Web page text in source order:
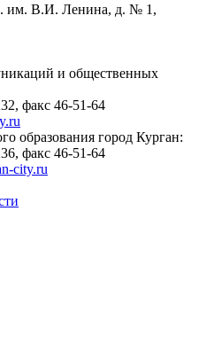
им. В.И. Ленина, д. № 1,
и общественных
факс 46-51-64
образования город Курган:
факс 46-51-64
city.ru